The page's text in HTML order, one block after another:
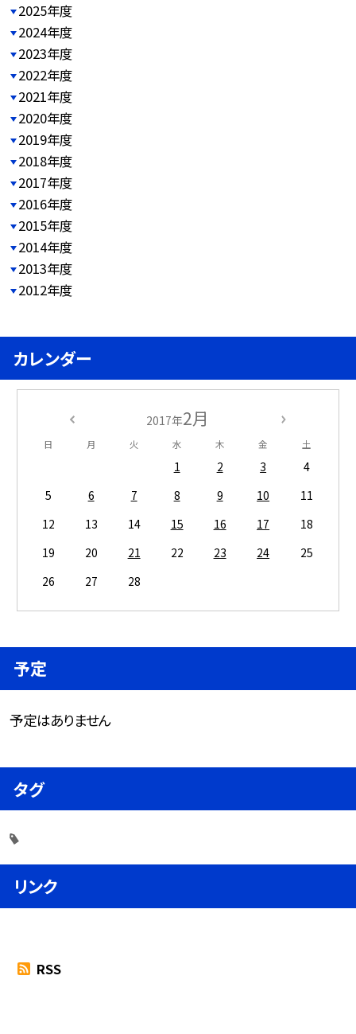
2025年度
2024年度
2023年度
2022年度
2021年度
2020年度
2019年度
2018年度
2017年度
2016年度
2015年度
2014年度
2013年度
2012年度
カレンダー
2017年2月
日 月 火 水 木 金 土
1 2 3
4
5
6 7 8 9 10
11
12
13 14 15 16 17
18
19
20 21 22 23 24
25
26
27 28
予定
予定はありません
タグ
リンク
RSS